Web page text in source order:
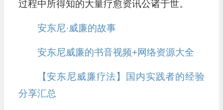
过程中所得知的大量疗愈资讯公诸于世。
安东尼·威廉的故事
安东尼威廉的书音视频+网络资源大全
【安东尼威廉疗法】国内实践者的经验
分享汇总